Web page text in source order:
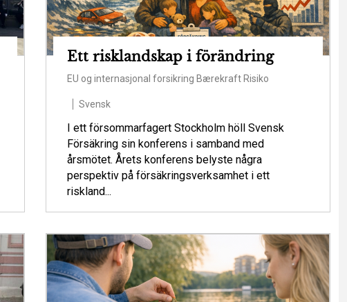
Ett risklandskap i förändring
EU og internasjonal forsikring Bærekraft Risiko
Svensk
I ett försommarfagert Stockholm höll Svensk
Försäkring sin konferens i samband med
årsmötet. Årets konferens belyste några
perspektiv på försäkringsverksamhet i ett
riskland...